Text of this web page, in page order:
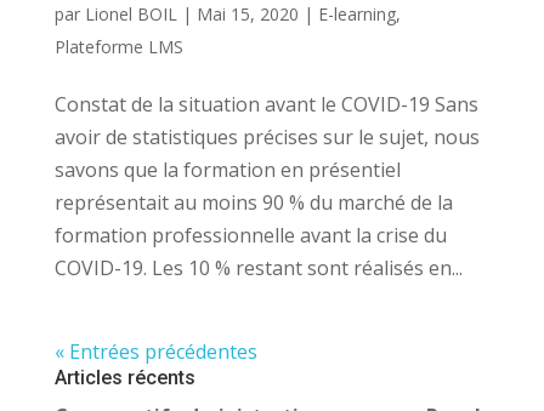
par Lionel BOIL | Mai 15, 2020 | E-learning,
Plateforme LMS
Constat de la situation avant le COVID-19 Sans
avoir de statistiques précises sur le sujet, nous
savons que la formation en présentiel
représentait au moins 90 % du marché de la
formation professionnelle avant la crise du
COVID-19. Les 10 % restant sont réalisés en...
« Entrées précédentes
Articles récents